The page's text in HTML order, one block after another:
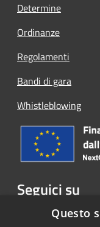
Determine
Ordinanze
Regolamenti
Bandi di gara
Whistleblowing
Seguici su
Facebook
Questo